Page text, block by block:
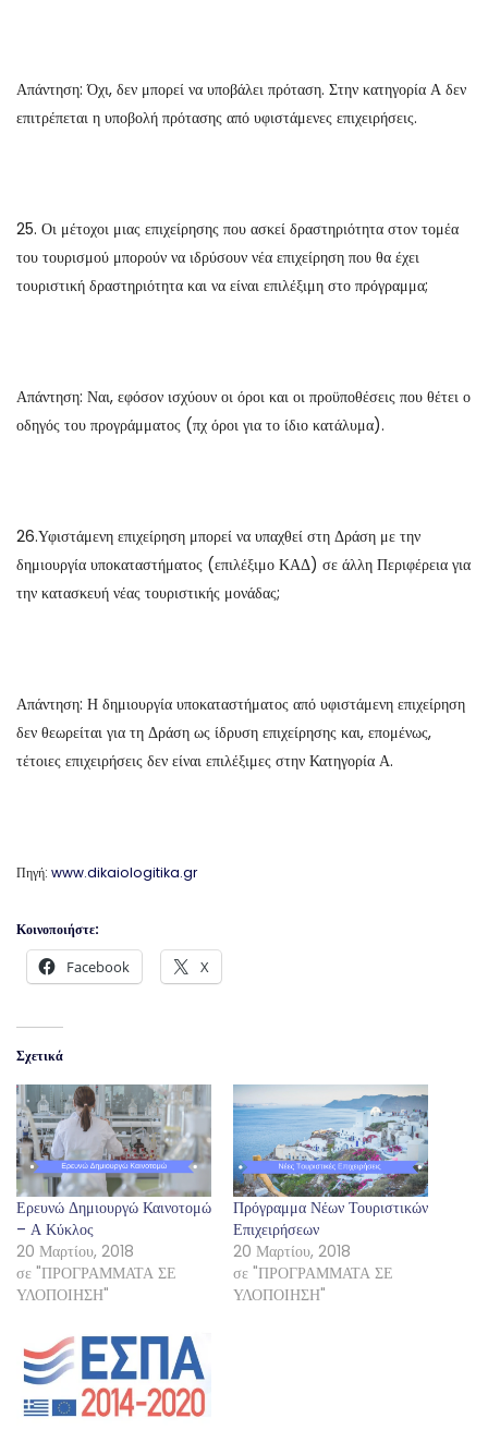
Απάντηση: Όχι, δεν μπορεί να υποβάλει πρόταση. Στην κατηγορία Α δεν
επιτρέπεται η υποβολή πρότασης από υφιστάμενες επιχειρήσεις.
25. Οι μέτοχοι μιας επιχείρησης που ασκεί δραστηριότητα στον τομέα
του τουρισμού μπορούν να ιδρύσουν νέα επιχείρηση που θα έχει
τουριστική δραστηριότητα και να είναι επιλέξιμη στο πρόγραμμα;
Απάντηση: Ναι, εφόσον ισχύουν οι όροι και οι προϋποθέσεις που θέτει ο
οδηγός του προγράμματος (πχ όροι για το ίδιο κατάλυμα).
26.Υφιστάμενη επιχείρηση μπορεί να υπαχθεί στη Δράση με την
δημιουργία υποκαταστήματος (επιλέξιμο ΚΑΔ) σε άλλη Περιφέρεια για
την κατασκευή νέας τουριστικής μονάδας;
Απάντηση: Η δημιουργία υποκαταστήματος από υφιστάμενη επιχείρηση
δεν θεωρείται για τη Δράση ως ίδρυση επιχείρησης και, επομένως,
τέτοιες επιχειρήσεις δεν είναι επιλέξιμες στην Κατηγορία Α.
Πηγή: www.dikaiologitika.gr
Κοινοποιήστε:
Facebook X
Σχετικά
Ερευνώ Δημιουργώ Καινοτομώ
– Α Κύκλος
20 Μαρτίου, 2018
σε "ΠΡΟΓΡΑΜΜΑΤΑ ΣΕ
ΥΛΟΠΟΙΗΣΗ"
Πρόγραμμα Νέων Τουριστικών
Επιχειρήσεων
20 Μαρτίου, 2018
σε "ΠΡΟΓΡΑΜΜΑΤΑ ΣΕ
ΥΛΟΠΟΙΗΣΗ"